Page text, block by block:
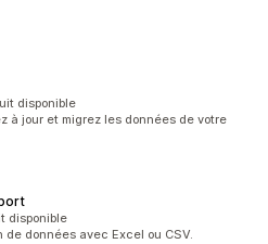
disponible
à jour et migrez les données de votre
disponible
de données avec Excel ou CSV.